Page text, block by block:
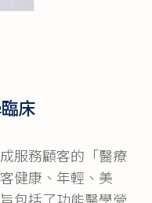
床
服務顧客的「醫療
健康、年輕、美
包括了功能醫學營